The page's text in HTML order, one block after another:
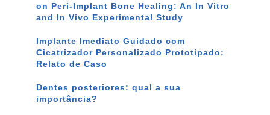
on Peri-Implant Bone Healing: An In Vitro
and In Vivo Experimental Study
Implante Imediato Guidado com
Cicatrizador Personalizado Prototipado:
Relato de Caso
Dentes posteriores: qual a sua
importância?